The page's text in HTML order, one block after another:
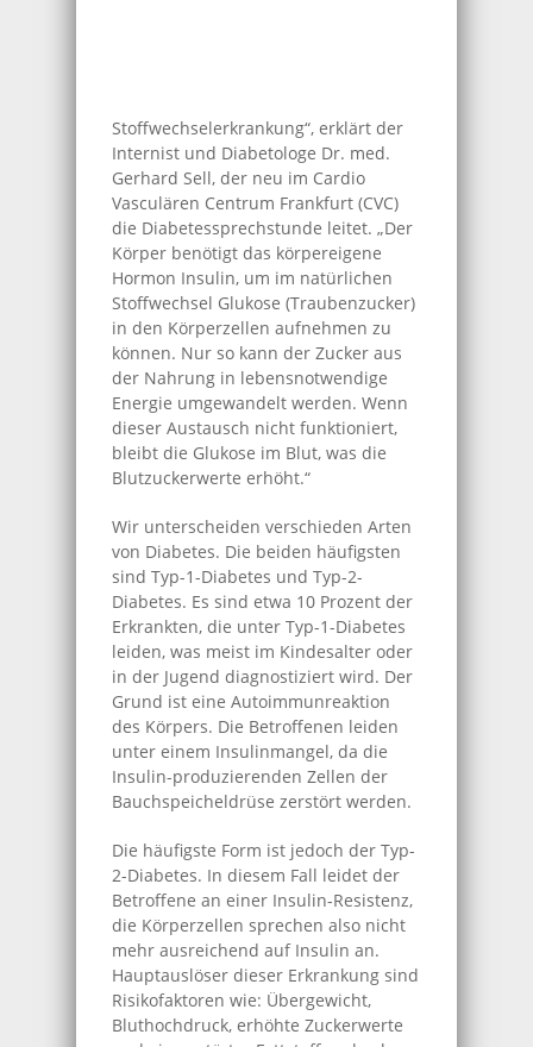
Stoffwechselerkrankung“, erklärt der
Internist und Diabetologe Dr. med.
Gerhard Sell, der neu im Cardio
Vasculären Centrum Frankfurt (CVC)
die Diabetessprechstunde leitet. „Der
Körper benötigt das körpereigene
Hormon Insulin, um im natürlichen
Stoffwechsel Glukose (Traubenzucker)
in den Körperzellen aufnehmen zu
können. Nur so kann der Zucker aus
der Nahrung in lebensnotwendige
Energie umgewandelt werden. Wenn
dieser Austausch nicht funktioniert,
bleibt die Glukose im Blut, was die
Blutzuckerwerte erhöht.“
Wir unterscheiden verschieden Arten
von Diabetes. Die beiden häufigsten
sind Typ-1-Diabetes und Typ-2-
Diabetes. Es sind etwa 10 Prozent der
Erkrankten, die unter Typ-1-Diabetes
leiden, was meist im Kindesalter oder
in der Jugend diagnostiziert wird. Der
Grund ist eine Autoimmunreaktion
des Körpers. Die Betroffenen leiden
unter einem Insulinmangel, da die
Insulin-produzierenden Zellen der
Bauchspeicheldrüse zerstört werden.
Die häufigste Form ist jedoch der Typ-
2-Diabetes. In diesem Fall leidet der
Betroffene an einer Insulin-Resistenz,
die Körperzellen sprechen also nicht
mehr ausreichend auf Insulin an.
Hauptauslöser dieser Erkrankung sind
Risikofaktoren wie: Übergewicht,
Bluthochdruck, erhöhte Zuckerwerte